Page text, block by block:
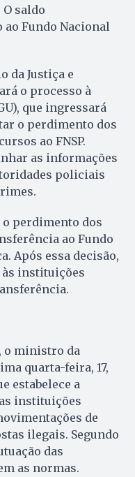
saldo
ao Fundo Nacional
da Justiça e
o processo à
que ingressará
o perdimento dos
ao FNSP.
as informações
policiais
perdimento dos
ao Fundo
Após essa decisão,
às instituições
o ministro da
quarta-feira, 17,
estabelece a
instituições
de
ilegais. Segundo
das
as normas.